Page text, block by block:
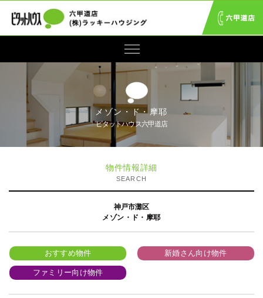
メゾン・ド・摩耶
ピタットハウス六甲道店
物件情報詳細
SEARCH
神戸市灘区
メゾン・ド・摩耶
おすすめ物件 新婚さん向け物件
ファミリー向け物件